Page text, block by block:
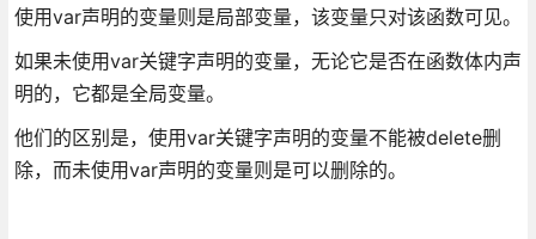
使用var声明的变量则是局部变量，该变量只对该函数可见。
如果未使用var关键字声明的变量，无论它是否在函数体内声
明的，它都是全局变量。
他们的区别是，使用var关键字声明的变量不能被delete删
除，而未使用var声明的变量则是可以删除的。